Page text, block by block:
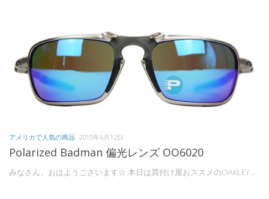
アメリカで人気の商品 2015年6月12日
Polarized Badman 偏光レンズ OO6020
みなさん、おはようございます☆ 本日は買付け屋おススメのOAKLEY...